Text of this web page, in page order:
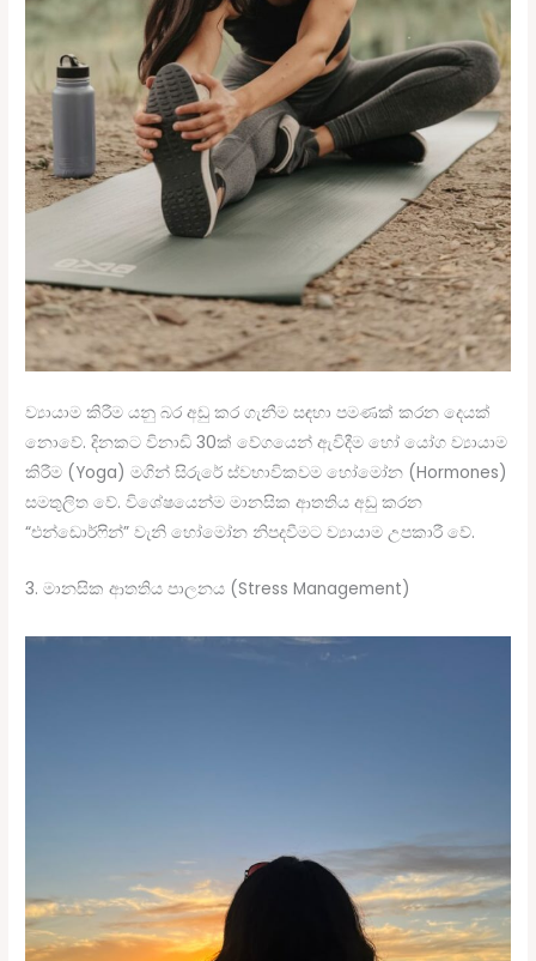
ව්‍යායාම කිරීම යනු බර අඩු කර ගැනීම සඳහා පමණක් කරන දෙයක්
නොවේ. දිනකට විනාඩි 30ක් වේගයෙන් ඇවිදීම හෝ යෝග ව්‍යායාම
කිරීම (Yoga) මගින් සිරුරේ ස්වභාවිකවම හෝමෝන (Hormones)
සමතුලිත වේ. විශේෂයෙන්ම මානසික ආතතිය අඩු කරන
“එන්ඩොර්ෆින්” වැනි හෝමෝන නිපදවීමට ව්‍යායාම උපකාරී වේ.
3. මානසික ආතතිය පාලනය (Stress Management)